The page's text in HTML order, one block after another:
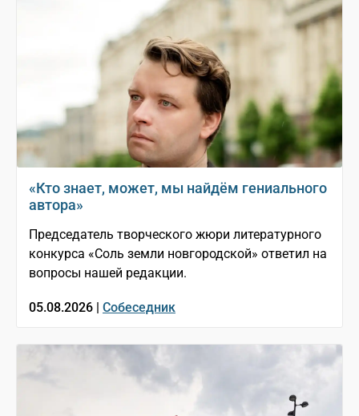
«Кто знает, может, мы найдём гениального
автора»
Председатель творческого жюри литературного
конкурса «Соль земли новгородской» ответил на
вопросы нашей редакции.
05.08.2026 | Собеседник